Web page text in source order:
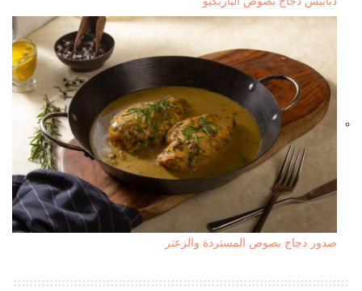
صدور دجاج بصوص المستردة والزعتر